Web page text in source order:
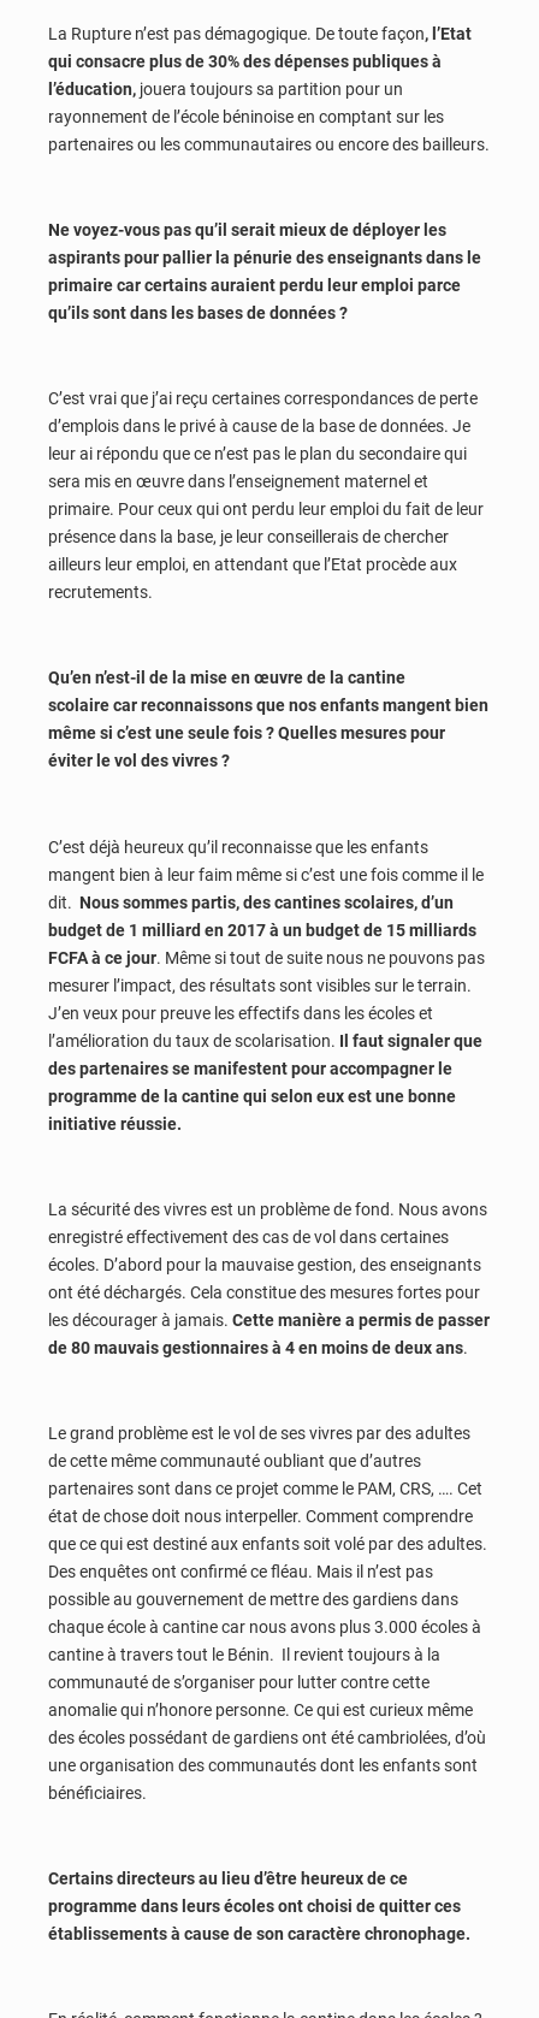
La Rupture n’est pas démagogique. De toute façon, l’Etat
qui consacre plus de 30% des dépenses publiques à
l’éducation, jouera toujours sa partition pour un
rayonnement de l’école béninoise en comptant sur les
partenaires ou les communautaires ou encore des bailleurs.
Ne voyez-vous pas qu’il serait mieux de déployer les
aspirants pour pallier la pénurie des enseignants dans le
primaire car certains auraient perdu leur emploi parce
qu’ils sont dans les bases de données ?
C’est vrai que j’ai reçu certaines correspondances de perte
d’emplois dans le privé à cause de la base de données. Je
leur ai répondu que ce n’est pas le plan du secondaire qui
sera mis en œuvre dans l’enseignement maternel et
primaire. Pour ceux qui ont perdu leur emploi du fait de leur
présence dans la base, je leur conseillerais de chercher
ailleurs leur emploi, en attendant que l’Etat procède aux
recrutements.
Qu’en n’est-il de la mise en œuvre de la cantine
scolaire car reconnaissons que nos enfants mangent bien
même si c’est une seule fois ? Quelles mesures pour
éviter le vol des vivres ?
C’est déjà heureux qu’il reconnaisse que les enfants
mangent bien à leur faim même si c’est une fois comme il le
dit. Nous sommes partis, des cantines scolaires, d’un
budget de 1 milliard en 2017 à un budget de 15 milliards
FCFA à ce jour. Même si tout de suite nous ne pouvons pas
mesurer l’impact, des résultats sont visibles sur le terrain.
J’en veux pour preuve les effectifs dans les écoles et
l’amélioration du taux de scolarisation. Il faut signaler que
des partenaires se manifestent pour accompagner le
programme de la cantine qui selon eux est une bonne
initiative réussie.
La sécurité des vivres est un problème de fond. Nous avons
enregistré effectivement des cas de vol dans certaines
écoles. D’abord pour la mauvaise gestion, des enseignants
ont été déchargés. Cela constitue des mesures fortes pour
les décourager à jamais. Cette manière a permis de passer
de 80 mauvais gestionnaires à 4 en moins de deux ans.
Le grand problème est le vol de ses vivres par des adultes
de cette même communauté oubliant que d’autres
partenaires sont dans ce projet comme le PAM, CRS, …. Cet
état de chose doit nous interpeller. Comment comprendre
que ce qui est destiné aux enfants soit volé par des adultes.
Des enquêtes ont confirmé ce fléau. Mais il n’est pas
possible au gouvernement de mettre des gardiens dans
chaque école à cantine car nous avons plus 3.000 écoles à
cantine à travers tout le Bénin. Il revient toujours à la
communauté de s’organiser pour lutter contre cette
anomalie qui n’honore personne. Ce qui est curieux même
des écoles possédant de gardiens ont été cambriolées, d’où
une organisation des communautés dont les enfants sont
bénéficiaires.
Certains directeurs au lieu d’être heureux de ce
programme dans leurs écoles ont choisi de quitter ces
établissements à cause de son caractère chronophage.